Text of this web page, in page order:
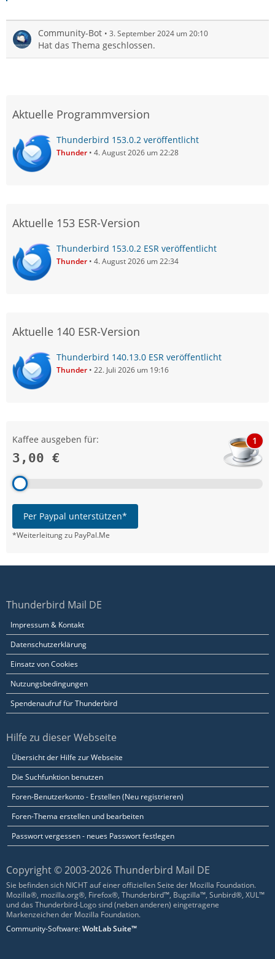
Community-Bot 3. September 2024 um 20:10
Hat das Thema geschlossen.
Aktuelle Programmversion
Thunderbird 153.0.2 veröffentlicht
Thunder 4. August 2026 um 22:28
Aktuelle 153 ESR-Version
Thunderbird 153.0.2 ESR veröffentlicht
Thunder 4. August 2026 um 22:34
Aktuelle 140 ESR-Version
Thunderbird 140.13.0 ESR veröffentlicht
Thunder 22. Juli 2026 um 19:16
Kaffee ausgeben für:
3,00 €
1
Per Paypal unterstützen*
*Weiterleitung zu PayPal.Me
Thunderbird Mail DE
Impressum & Kontakt
Datenschutzerklärung
Einsatz von Cookies
Nutzungsbedingungen
Spendenaufruf für Thunderbird
Hilfe zu dieser Webseite
Übersicht der Hilfe zur Webseite
Die Suchfunktion benutzen
Foren-Benutzerkonto - Erstellen (Neu registrieren)
Foren-Thema erstellen und bearbeiten
Passwort vergessen - neues Passwort festlegen
Copyright © 2003-2026 Thunderbird Mail DE
Sie befinden sich NICHT auf einer offiziellen Seite der Mozilla Foundation.
Mozilla®, mozilla.org®, Firefox®, Thunderbird™, Bugzilla™, Sunbird®, XUL™
und das Thunderbird-Logo sind (neben anderen) eingetragene
Markenzeichen der Mozilla Foundation.
Community-Software:WoltLab Suite™